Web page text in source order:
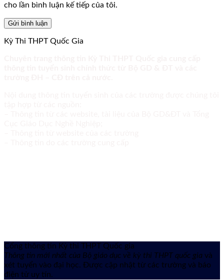
cho lần bình luận kế tiếp của tôi.
Kỳ Thi THPT Quốc Gia
Cổng thông tin Kỳ thi THPT Quốc gia
Thông tin mới nhất của Bộ giáo dục về kỳ thi THPT quốc gia và
xét tuyển vào đại học. Được cập nhật từ các trường và báo
điện tử uy tín.